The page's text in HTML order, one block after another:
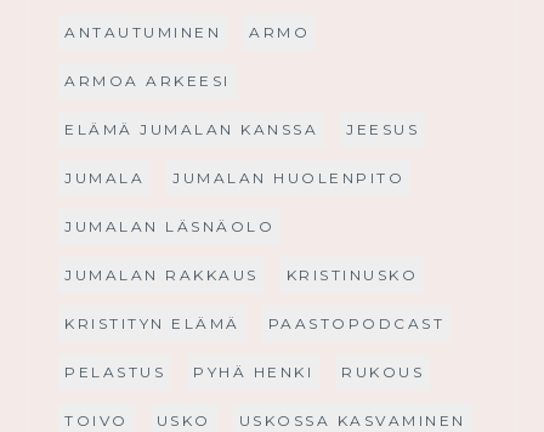
ANTAUTUMINEN ARMO
ARMOA ARKEESI
ELÄMÄ JUMALAN KANSSA JEESUS
JUMALA JUMALAN HUOLENPITO
JUMALAN LÄSNÄOLO
JUMALAN RAKKAUS KRISTINUSKO
KRISTITYN ELÄMÄ PAASTOPODCAST
PELASTUS PYHÄ HENKI RUKOUS
TOIVO USKO USKOSSA KASVAMINEN